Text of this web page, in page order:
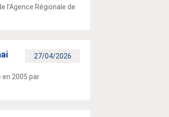
l’Agence Régionale de
27/04/2026
en 2005 par